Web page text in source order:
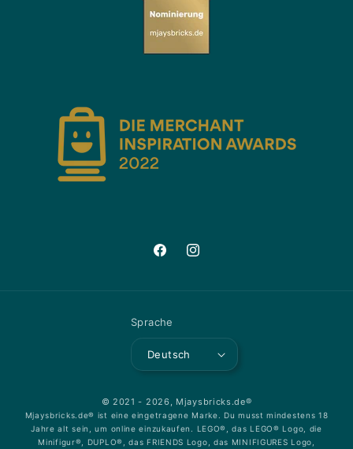
FacebookInstagram
Sprache
Deutsch
© 2021 - 2026, Mjaysbricks.de®
Mjaysbricks.de® ist eine eingetragene Marke. Du musst mindestens 18
Jahre alt sein, um online einzukaufen. LEGO®, das LEGO® Logo, die
Minifigur®, DUPLO®, das FRIENDS Logo, das MINIFIGURES Logo,